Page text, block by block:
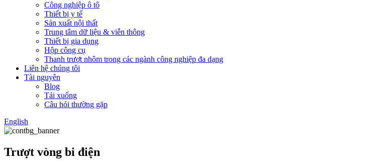
Công nghiệp ô tô
Thiết bị y tế
Sản xuất nội thất
Trung tâm dữ liệu & viễn thông
Thiết bị gia dụng
Hộp công cụ
Thanh trượt nhôm trong các ngành công nghiệp đa dạng
Liên hệ chúng tôi
Tài nguyên
Blog
Tải xuống
Câu hỏi thường gặp
English
Trượt vòng bi điện